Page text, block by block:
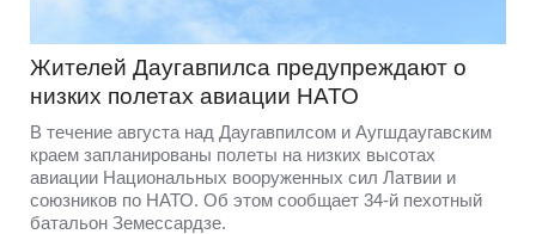
Жителей Даугавпилса предупреждают о
низких полетах авиации НАТО
В течение августа над Даугавпилсом и Аугшдаугавским
краем запланированы полеты на низких высотах
авиации Национальных вооруженных сил Латвии и
союзников по НАТО. Об этом сообщает 34-й пехотный
батальон Земессардзе.